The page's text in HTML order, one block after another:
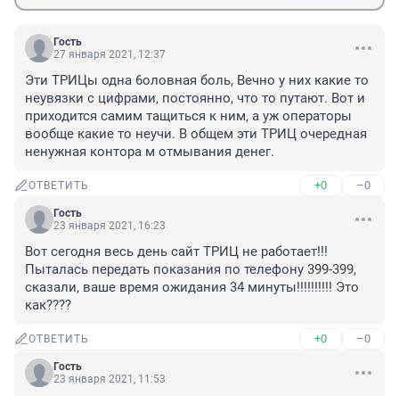
Гость
27 января 2021, 12:37
Эти ТРИЦы одна 6оловная боль, Вечно у них какие то
неувязки с цифрами, постоянно, что то путают. Вот и
приходится самим тащиться к ним, а уж операторы
вообще какие то неучи. В общем эти ТРИЦ очередная
ненужная контора м отмывания денег.
ОТВЕТИТЬ +0 –0
Гость
23 января 2021, 16:23
Вот сегодня весь день сайт ТРИЦ не работает!!!
Пыталась передать показания по телефону 399-399,
сказали, ваше время ожидания 34 минуты!!!!!!!!!! Это
как????
ОТВЕТИТЬ +0 –0
Гость
23 января 2021, 11:53